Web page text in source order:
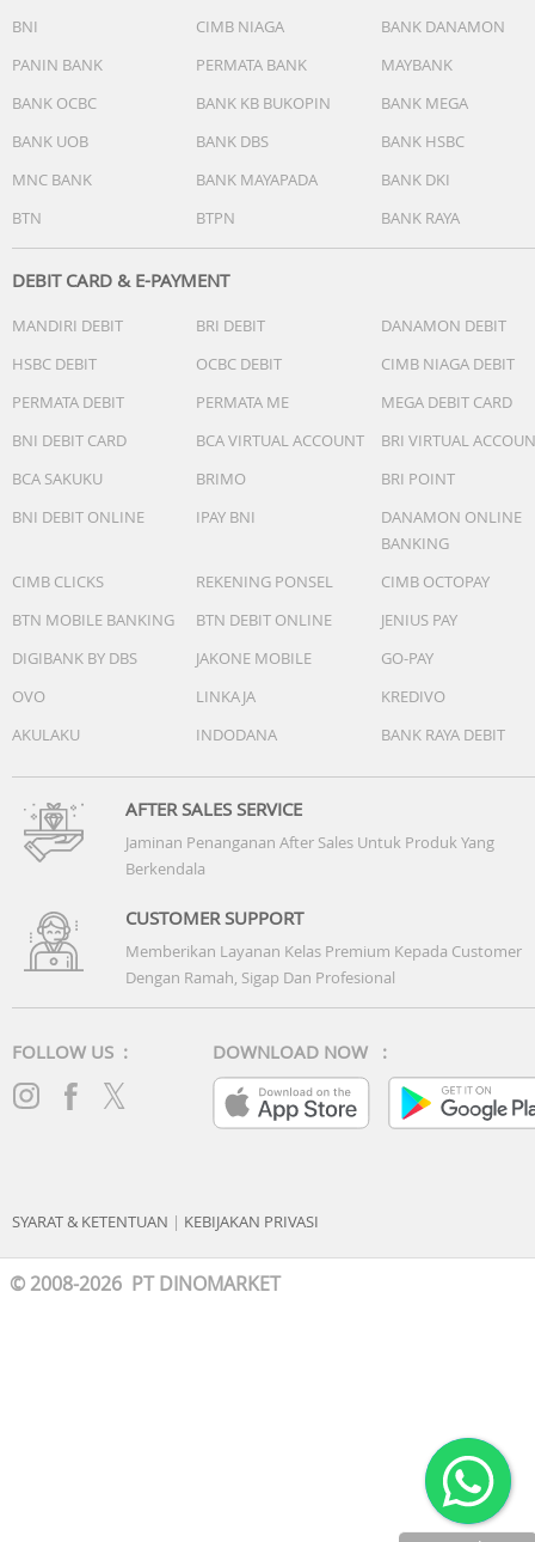
BNI
CIMB NIAGA
BANK DANAMON
PANIN BANK
PERMATA BANK
MAYBANK
BANK OCBC
BANK KB BUKOPIN
BANK MEGA
BANK UOB
BANK DBS
BANK HSBC
MNC BANK
BANK MAYAPADA
BANK DKI
BTN
BTPN BANK RAYA
DEBIT CARD & E-PAYMENT
MANDIRI DEBIT BRI DEBIT
DANAMON DEBIT
HSBC DEBIT
OCBC DEBIT
CIMB NIAGA DEBIT
PERMATA DEBIT
PERMATA ME
MEGA DEBIT CARD
BNI DEBIT CARD
BCA VIRTUAL ACCOUNT
BRI VIRTUAL
BCA SAKUKU
BRIMO
BRI POINT
BNI DEBIT ONLINE
IPAY BNI
DANAMON ONLINE
BANKING
CIMB CLICKS
REKENING PONSEL
CIMB OCTOPAY
BTN MOBILE BANKING
BTN DEBIT ONLINE
JENIUS PAY
DIGIBANK BY DBS
JAKONE MOBILE
GO-PAY
OVO
LINKAJA
KREDIVO
AKULAKU
INDODANA BANK RAYA DEBIT
AFTER SALES SERVICE
Jaminan Penanganan After Sales Untuk Produk Yang
Berkendala
CUSTOMER SUPPORT
Memberikan Layanan Kelas Premium Kepada Customer
Dengan Ramah, Sigap Dan Profesional
FOLLOW US : DOWNLOAD NOW :
SYARAT & KETENTUAN | KEBIJAKAN PRIVASI
© 2008-2026 PT DINOMARKET